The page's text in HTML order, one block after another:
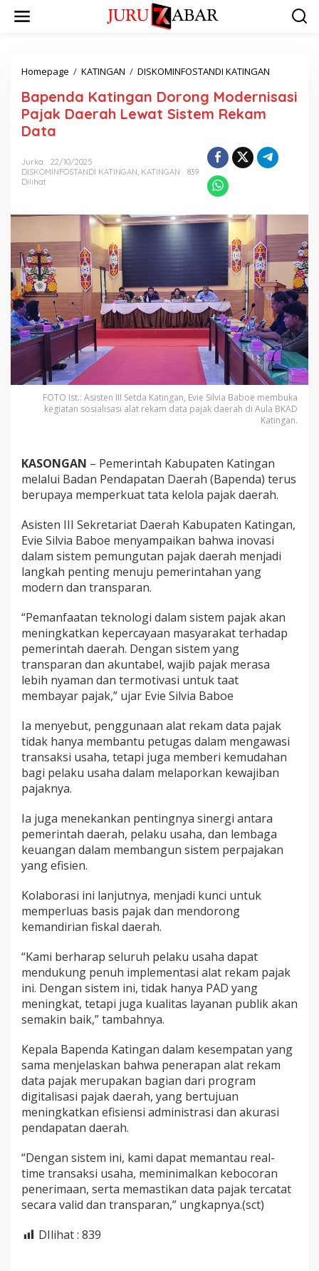
Homepage / KATINGAN / DISKOMINFOSTANDI KATINGAN
Bapenda Katingan Dorong Modernisasi
Pajak Daerah Lewat Sistem Rekam
Data
Jurka
22/10/2025
DISKOMINFOSTANDI KATINGAN, KATINGAN
839
Dilihat
FOTO Ist.: Asisten III Setda Katingan, Evie Silvia Baboe membuka
kegiatan sosialisasi alat rekam data pajak daerah di Aula BKAD
Katingan.
KASONGAN – Pemerintah Kabupaten Katingan
melalui Badan Pendapatan Daerah (Bapenda) terus
berupaya memperkuat tata kelola pajak daerah.
Asisten III Sekretariat Daerah Kabupaten Katingan,
Evie Silvia Baboe menyampaikan bahwa inovasi
dalam sistem pemungutan pajak daerah menjadi
langkah penting menuju pemerintahan yang
modern dan transparan.
“Pemanfaatan teknologi dalam sistem pajak akan
meningkatkan kepercayaan masyarakat terhadap
pemerintah daerah. Dengan sistem yang
transparan dan akuntabel, wajib pajak merasa
lebih nyaman dan termotivasi untuk taat
membayar pajak,” ujar Evie Silvia Baboe
Ia menyebut, penggunaan alat rekam data pajak
tidak hanya membantu petugas dalam mengawasi
transaksi usaha, tetapi juga memberi kemudahan
bagi pelaku usaha dalam melaporkan kewajiban
pajaknya.
Ia juga menekankan pentingnya sinergi antara
pemerintah daerah, pelaku usaha, dan lembaga
keuangan dalam membangun sistem perpajakan
yang efisien.
Kolaborasi ini lanjutnya, menjadi kunci untuk
memperluas basis pajak dan mendorong
kemandirian fiskal daerah.
“Kami berharap seluruh pelaku usaha dapat
mendukung penuh implementasi alat rekam pajak
ini. Dengan sistem ini, tidak hanya PAD yang
meningkat, tetapi juga kualitas layanan publik akan
semakin baik,” tambahnya.
Kepala Bapenda Katingan dalam kesempatan yang
sama menjelaskan bahwa penerapan alat rekam
data pajak merupakan bagian dari program
digitalisasi pajak daerah, yang bertujuan
meningkatkan efisiensi administrasi dan akurasi
pendapatan daerah.
“Dengan sistem ini, kami dapat memantau real-
time transaksi usaha, meminimalkan kebocoran
penerimaan, serta memastikan data pajak tercatat
secara valid dan transparan,” ungkapnya.(sct)
DIlihat : 839